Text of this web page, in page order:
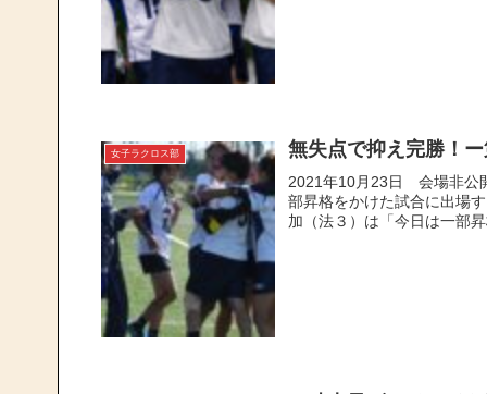
女子ラクロス部 無失点で抑え完勝！
2021年10月23日 会場非公
部昇格をかけた試合に出場
加（法３）は「今日は一部